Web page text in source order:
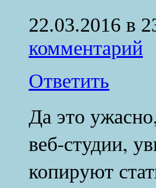
22.03.2016 в
комментарий
Ответить
Да это
веб-студии,
копируют